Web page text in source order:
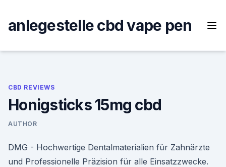
content
anlegestelle cbd vape pen
CBD REVIEWS
Honigsticks 15mg cbd
AUTHOR
DMG - Hochwertige Dentalmaterialien für Zahnärzte
und Professionelle Präzision für alle Einsatzzwecke.